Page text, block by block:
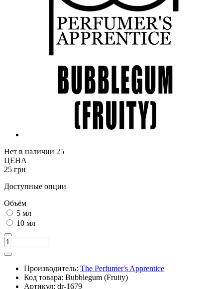
Нет в наличии 25
ЦЕНА
25 грн
Доступные опции
Объём
5 мл
10 мл
Производитель: The Perfumer's Apprentice
Код товара: Bubblegum (Fruity)
Артикул: dr-1679